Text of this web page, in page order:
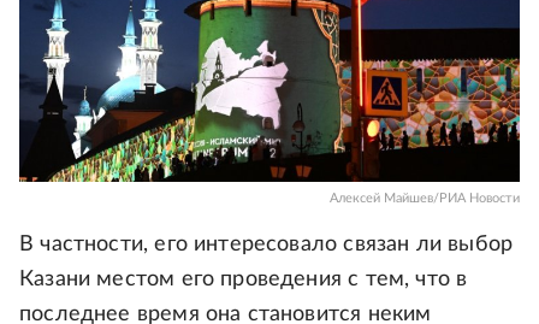
Алексей Майшев/РИА Новости
В частности, его интересовало связан ли выбор
Казани местом его проведения с тем, что в
последнее время она становится неким